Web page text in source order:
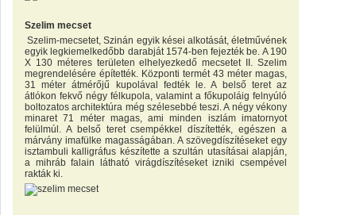
Szelim mecset
Szelim-mecsetet, Szinán egyik kései alkotását, életművének
egyik legkiemelkedőbb darabját 1574-ben fejezték be. A 190
X 130 méteres területen elhelyezkedő mecsetet II. Szelim
megrendelésére építették. Központi termét 43 méter magas,
31 méter átmérőjű kupolával fedték le. A belső teret az
átlókon fekvő négy félkupola, valamint a főkupoláig felnyúló
boltozatos architektúra még szélesebbé teszi. A négy vékony
minaret 71 méter magas, ami minden iszlám imatornyot
felülmúl. A belső teret csempékkel díszítették, egészen a
márvány imafülke magasságában. A szövegdíszítéseket egy
isztambuli kalligráfus készítette a szultán utasításai alapján,
a mihráb falain látható virágdíszítéseket izniki csempével
rakták ki.